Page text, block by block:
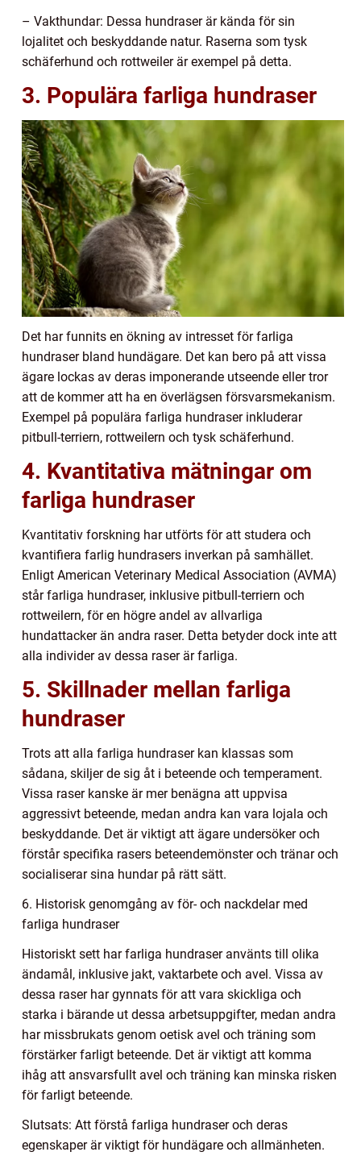
– Vakthundar: Dessa hundraser är kända för sin
lojalitet och beskyddande natur. Raserna som tysk
schäferhund och rottweiler är exempel på detta.
3. Populära farliga hundraser
Det har funnits en ökning av intresset för farliga
hundraser bland hundägare. Det kan bero på att vissa
ägare lockas av deras imponerande utseende eller tror
att de kommer att ha en överlägsen försvarsmekanism.
Exempel på populära farliga hundraser inkluderar
pitbull-terriern, rottweilern och tysk schäferhund.
4. Kvantitativa mätningar om
farliga hundraser
Kvantitativ forskning har utförts för att studera och
kvantifiera farlig hundrasers inverkan på samhället.
Enligt American Veterinary Medical Association (AVMA)
står farliga hundraser, inklusive pitbull-terriern och
rottweilern, för en högre andel av allvarliga
hundattacker än andra raser. Detta betyder dock inte att
alla individer av dessa raser är farliga.
5. Skillnader mellan farliga
hundraser
Trots att alla farliga hundraser kan klassas som
sådana, skiljer de sig åt i beteende och temperament.
Vissa raser kanske är mer benägna att uppvisa
aggressivt beteende, medan andra kan vara lojala och
beskyddande. Det är viktigt att ägare undersöker och
förstår specifika rasers beteendemönster och tränar och
socialiserar sina hundar på rätt sätt.
6. Historisk genomgång av för- och nackdelar med
farliga hundraser
Historiskt sett har farliga hundraser använts till olika
ändamål, inklusive jakt, vaktarbete och avel. Vissa av
dessa raser har gynnats för att vara skickliga och
starka i bärande ut dessa arbetsuppgifter, medan andra
har missbrukats genom oetisk avel och träning som
förstärker farligt beteende. Det är viktigt att komma
ihåg att ansvarsfullt avel och träning kan minska risken
för farligt beteende.
Slutsats: Att förstå farliga hundraser och deras
egenskaper är viktigt för hundägare och allmänheten.